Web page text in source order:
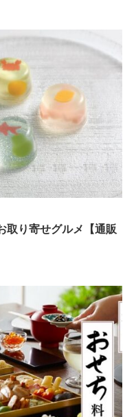
取り寄せグルメ【通販